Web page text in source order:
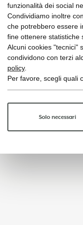
funzionalità dei social
Condividiamo inoltre
che potrebbero essere
fine ottenere statistiche
Alcuni cookies "tecnici"
condividono con terzi
policy.
Per favore, scegli quali
Solo necessari